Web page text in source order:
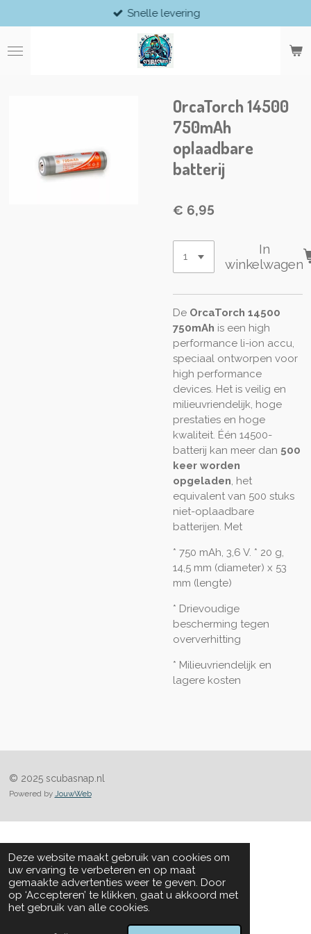
Deze website maakt gebruik van cookies om
uw ervaring te verbeteren en op maat
gemaakte advertenties weer te geven. Door
op ‘Accepteren’ te klikken, gaat u akkoord met
het gebruik van alle cookies.
direct
naar
de
Snelle levering
OrcaTorch 14500
750mAh
oplaadbare
batterij
€ 6,95
In
winkelwagen
De OrcaTorch 14500
750mAh is een high
performance li-ion accu,
speciaal ontworpen voor
high performance
devices. Het is veilig en
milieuvriendelijk, hoge
prestaties en hoge
kwaliteit. Één 14500-
batterij kan meer dan 500
keer worden
opgeladen, het
equivalent van 500 stuks
niet-oplaadbare
batterijen. Met
* 750 mAh, 3,6 V. * 20 g,
14,5 mm (diameter) x 53
mm (lengte)
* Drievoudige
bescherming tegen
oververhitting
* Milieuvriendelijk en
lagere kosten
© 2025 scubasnap.nl
Powered by JouwWeb